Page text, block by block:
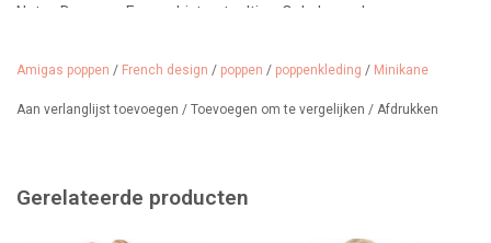
Notre-Dame en Franse bistrostoeltjes. Ook de merknaam
Op maat ontworpen voor de Las Amigas-poppen en gemaakt in
Parijs.
Amigas poppen / French design / poppen / poppenkleding / Minikane
Aan verlanglijst toevoegen / Toevoegen om te vergelijken / Afdrukken
Gerelateerde producten